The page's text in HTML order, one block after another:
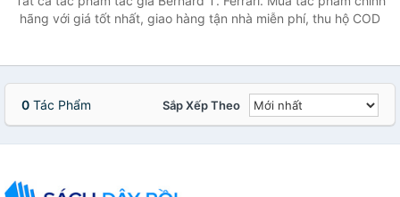
hãng với giá tốt nhất, giao hàng tận nhà miễn phí, thu hộ COD
0 Tác Phẩm Sắp Xếp Theo